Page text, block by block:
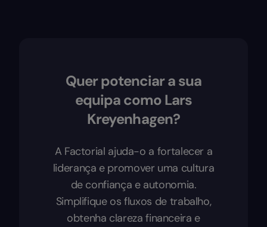
Quer potenciar a sua
equipa como Lars
Kreyenhagen?
A Factorial ajuda-o a fortalecer a
liderança e promover uma cultura
de confiança e autonomia.
Simplifique os fluxos de trabalho,
obtenha clareza financeira e